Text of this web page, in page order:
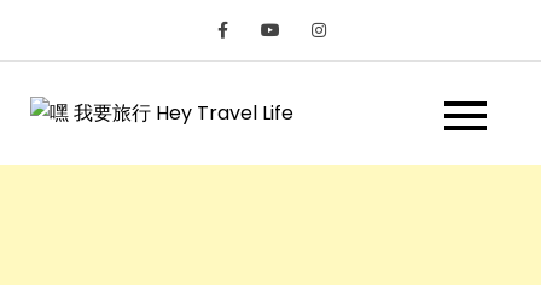
嘿 我要旅行
Hey Travel
遊記和美食分享部落格